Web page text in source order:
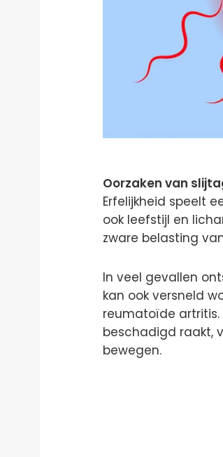
Oorzaken van
Erfelijkheid speelt
ook leefstijl en
zware belasting
In veel gevallen
kan ook versneld
reumatoïde
beschadigd raakt,
bewegen.